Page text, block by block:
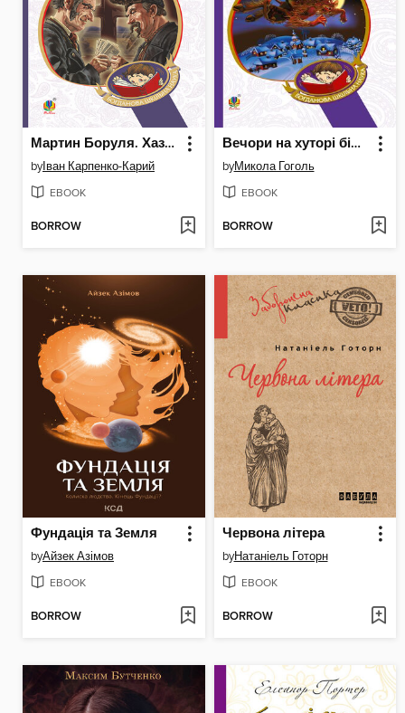
Мартин Боруля. Хазяїн. Сто тисяч
byІван Карпенко-Карий
EBOOK
BORROW
Вечори на хуторі біля Диканьки
byМикола Гоголь
EBOOK
BORROW
Фундація та Земля
byАйзек Азімов
EBOOK
BORROW
Червона літера
byНатаніель Готорн
EBOOK
BORROW